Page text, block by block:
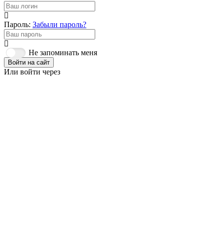
Пароль: Забыли пароль?
Не запоминать меня
Войти на сайт
Или войти через